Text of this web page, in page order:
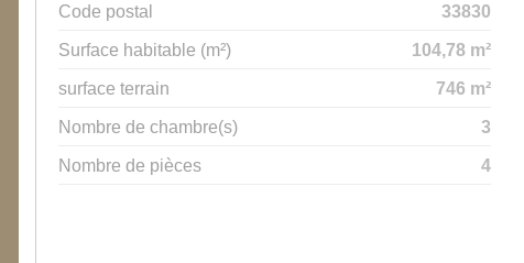
Code postal
33830
Surface habitable (m²)
104,78 m²
surface terrain
746 m²
Nombre de chambre(s)
3
Nombre de pièces
4